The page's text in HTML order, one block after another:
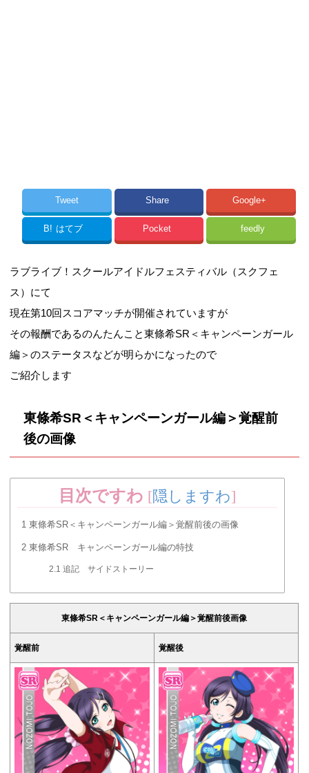
Tweet Share Google+
B! はてブ Pocket feedly
ラブライブ！スクールアイドルフェスティバル（スクフェ
ス）にて
現在第10回スコアマッチが開催されていますが
その報酬であるのんたんこと東條希SR＜キャンペーンガール
編＞のステータスなどが明らかになったので
ご紹介します
東條希SR＜キャンペーンガール編＞覚醒前
後の画像
目次ですわ [隠しますわ]
1 東條希SR＜キャンペーンガール編＞覚醒前後の画像
2 東條希SR キャンペーンガール編の特技
2.1 追記 サイドストーリー
東條希SR＜キャンペーンガール編＞覚醒前後画像
覚醒前 覚醒後